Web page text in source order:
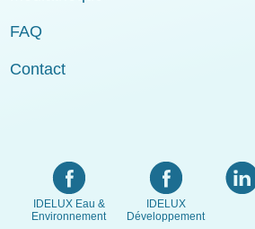
FAQ
Contact
IDELUX Eau &
Environnement
IDELUX
Développement